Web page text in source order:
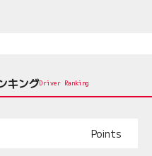
キングDriver Ranking
Points